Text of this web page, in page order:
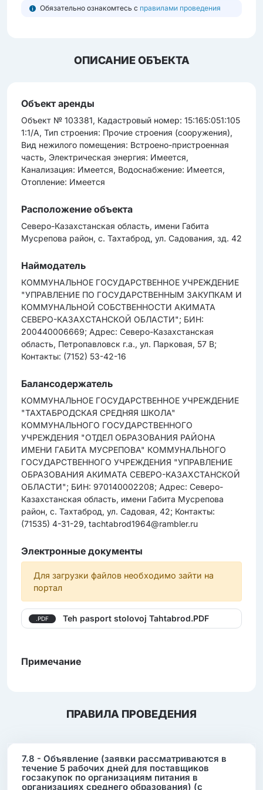
Обязательно ознакомтесь с правилами проведения
ОПИСАНИЕ ОБЪЕКТА
Объект аренды
Объект № 103381, Кадастровый номер: 15:165:051:105
1:1/А, Тип строения: Прочие строения (сооружения),
Вид нежилого помещения: Встроено-пристроенная
часть, Электрическая энергия: Имеется,
Канализация: Имеется, Водоснабжение: Имеется,
Отопление: Имеется
Расположение объекта
Северо-Казахстанская область, имени Габита
Мусрепова район, с. Тахтаброд, ул. Садования, зд. 42
Наймодатель
КОММУНАЛЬНОЕ ГОСУДАРСТВЕННОЕ УЧРЕЖДЕНИЕ
"УПРАВЛЕНИЕ ПО ГОСУДАРСТВЕННЫМ ЗАКУПКАМ И
КОММУНАЛЬНОЙ СОБСТВЕННОСТИ АКИМАТА
СЕВЕРО-КАЗАХСТАНСКОЙ ОБЛАСТИ"; БИН:
200440006669; Адрес: Северо-Казахстанская
область, Петропавловск г.а., ул. Парковая, 57 В;
Контакты: (7152) 53-42-16
Балансодержатель
КОММУНАЛЬНОЕ ГОСУДАРСТВЕННОЕ УЧРЕЖДЕНИЕ
"ТАХТАБРОДСКАЯ СРЕДНЯЯ ШКОЛА"
КОММУНАЛЬНОГО ГОСУДАРСТВЕННОГО
УЧРЕЖДЕНИЯ "ОТДЕЛ ОБРАЗОВАНИЯ РАЙОНА
ИМЕНИ ГАБИТА МУСРЕПОВА" КОММУНАЛЬНОГО
ГОСУДАРСТВЕННОГО УЧРЕЖДЕНИЯ "УПРАВЛЕНИЕ
ОБРАЗОВАНИЯ АКИМАТА СЕВЕРО-КАЗАХСТАНСКОЙ
ОБЛАСТИ"; БИН: 970140002208; Адрес: Северо-
Казахстанская область, имени Габита Мусрепова
район, с. Тахтаброд, ул. Садовая, 42; Контакты:
(71535) 4-31-29, tachtabrod1964@rambler.ru
Электронные документы
Для загрузки файлов необходимо зайти на
портал
.PDF Teh pasport stolovoj Tahtabrod.PDF
Примечание
ПРАВИЛА ПРОВЕДЕНИЯ
7.8 - Объявление (заявки рассматриваются в
течение 5 рабочих дней для поставщиков
госзакупок по организациям питания в
организациях среднего образования) (c